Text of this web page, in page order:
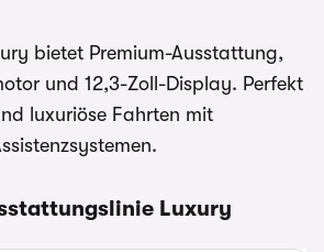
bietet Premium-Ausstattung,
und 12,3-Zoll-Display. Perfekt
luxuriöse Fahrten mit
Luxury